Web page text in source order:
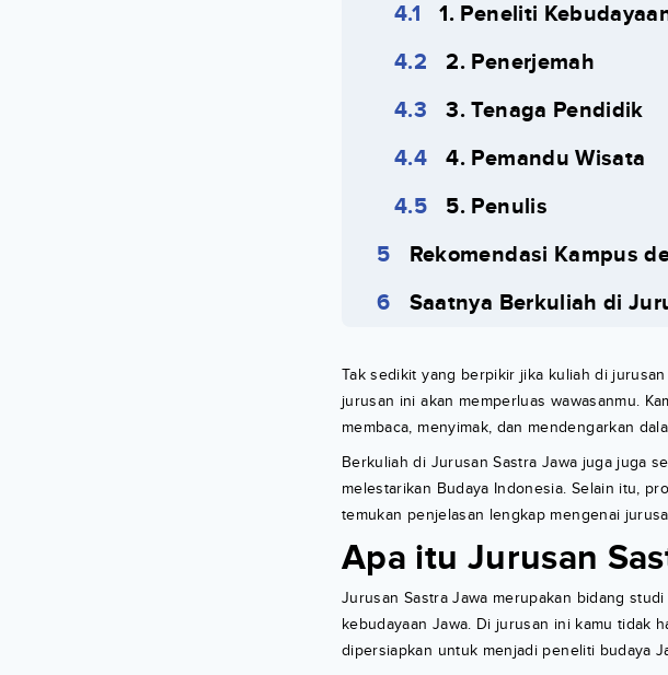
1. Peneliti
2. Penerjemah
3. Tenaga Pendidik
4. Pemandu Wisata
5. Penulis
Rekomendasi Kampus
Saatnya Berkuliah di
Tak sedikit yang berpikir jika kuliah di
jurusan ini akan memperluas wawasanmu.
membaca, menyimak, dan mendengarkan
Berkuliah di Jurusan Sastra Jawa juga juga
melestarikan Budaya Indonesia. Selain itu,
temukan penjelasan lengkap mengenai
Apa itu Jurusan
Jurusan Sastra Jawa merupakan bidang
kebudayaan Jawa. Di jurusan ini kamu tidak
dipersiapkan untuk menjadi peneliti budaya